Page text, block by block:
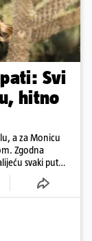
Svi
hitno
a za Monicu
Zgodna
svaki put